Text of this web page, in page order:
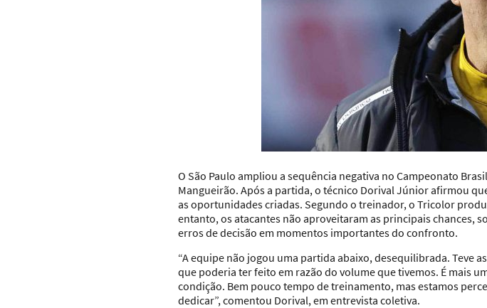
O São Paulo ampliou a sequência negativa no Campeonato
Mangueirão. Após a partida, o técnico Dorival Júnior afirmou
as oportunidades criadas. Segundo o treinador, o Tricolor
entanto, os atacantes não aproveitaram as principais chances,
erros de decisão em momentos importantes do confronto.
“A equipe não jogou uma partida abaixo, desequilibrada. Teve
que poderia ter feito em razão do volume que tivemos. É mais
condição. Bem pouco tempo de treinamento, mas estamos
dedicar”, comentou Dorival, em entrevista coletiva.